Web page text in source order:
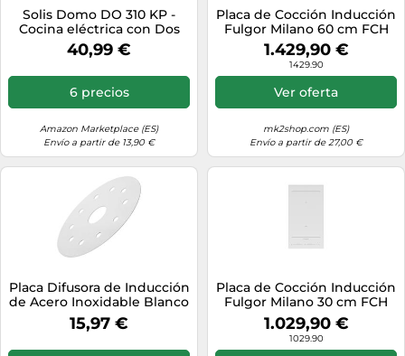
Solis Domo DO 310 KP -
Cocina eléctrica con Dos
Fuegos (1000 W y 1500 W,
15,5 cm y 18,5 cm), Color
Blanco
40,99 €
6 precios
Amazon Marketplace (ES)
Envío a partir de 13,90 €
Placa de Cocción Inducción
Fulgor Milano 60 cm FCH
604 ID TS WH White
1.429,90 €
1429.90
Ver oferta
mk2shop.com (ES)
Envío a partir de 27,00 €
Placa Difusora de Inducción
de Acero Inoxidable Blanco
15,97 €
Placa de Cocción Inducción
Fulgor Milano 30 cm FCH
302 ID TS WH White
1.029,90 €
1029.90